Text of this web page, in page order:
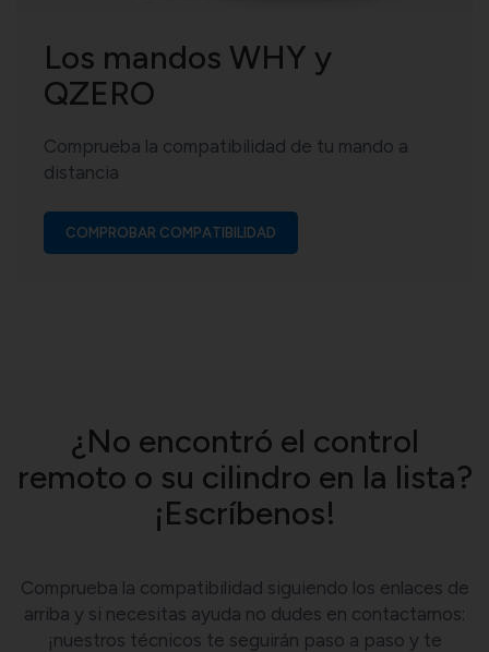
Los mandos WHY y
QZERO
Comprueba la compatibilidad de tu mando a
distancia
COMPROBAR COMPATIBILIDAD
¿No encontró el control
remoto o su cilindro en la lista?
¡Escríbenos!
Comprueba la compatibilidad siguiendo los enlaces de
arriba y si necesitas ayuda no dudes en contactarnos:
¡nuestros técnicos te seguirán paso a paso y te